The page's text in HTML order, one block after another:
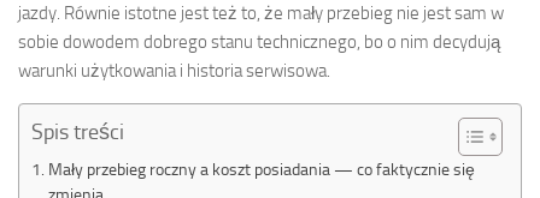
jazdy. Równie istotne jest też to, że mały przebieg nie jest sam w
sobie dowodem dobrego stanu technicznego, bo o nim decydują
warunki użytkowania i historia serwisowa.
Spis treści
Mały przebieg roczny a koszt posiadania — co faktycznie się
zmienia